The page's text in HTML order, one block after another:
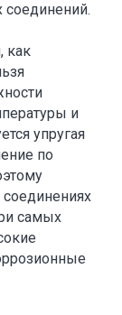
как
и
упругая
по
самых